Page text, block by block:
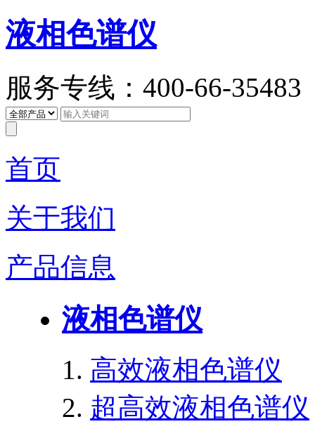
液相色谱仪
服务专线：400-66-35483
首页
关于我们
产品信息
液相色谱仪
高效液相色谱仪
超高效液相色谱仪